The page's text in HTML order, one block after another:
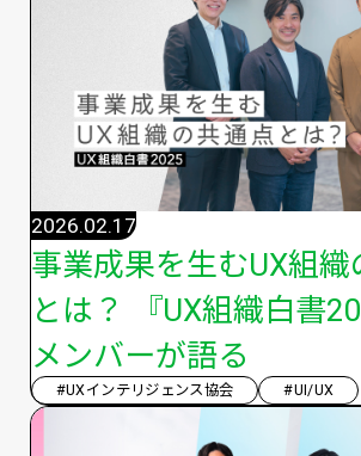
事業成果を生むUX組織
とは？ 『UX組織白書
メンバーが語る
2026.02.17
#UXインテリジェンス協会 #UI/UX